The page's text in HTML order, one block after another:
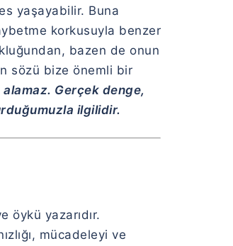
yaşayabilir. Buna
korkusuyla benzer
bazen de onun
sözü bize önemli bir
alamaz. Gerçek denge,
ilgilidir.
öykü yazarıdır.
mücadeleyi ve